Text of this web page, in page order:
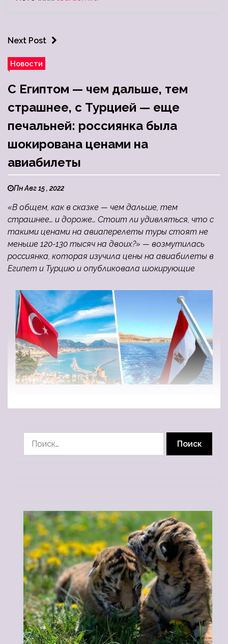
Next Post
Новости
С Египтом — чем дальше, тем
страшнее, с Турцией — еще
печальней: россиянка была
шокирована ценами на
авиабилеты
Пн Авг 15 , 2022
«В общем, как в сказке — чем дальше, тем
страшнее… и дороже… Стоит ли удивляться, что с
такими ценами на авиаперелеты туры стоят не
меньше 120-130 тысяч на двоих?» — возмутилась
россиянка, которая изучила цены на авиабилеты в
Египет и Турцию и опубликовала шокирующие